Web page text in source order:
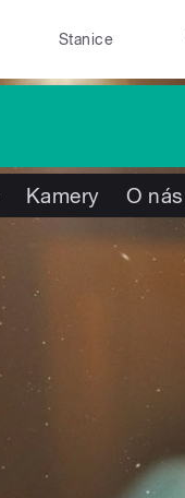
Stanice
Kamery O nás